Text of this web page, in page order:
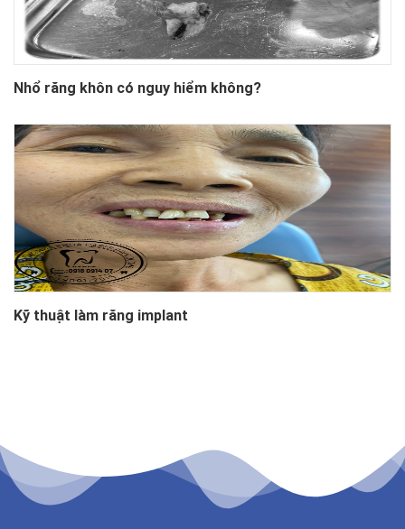
Nhổ răng khôn có nguy hiểm không?
Kỹ thuật làm răng implant